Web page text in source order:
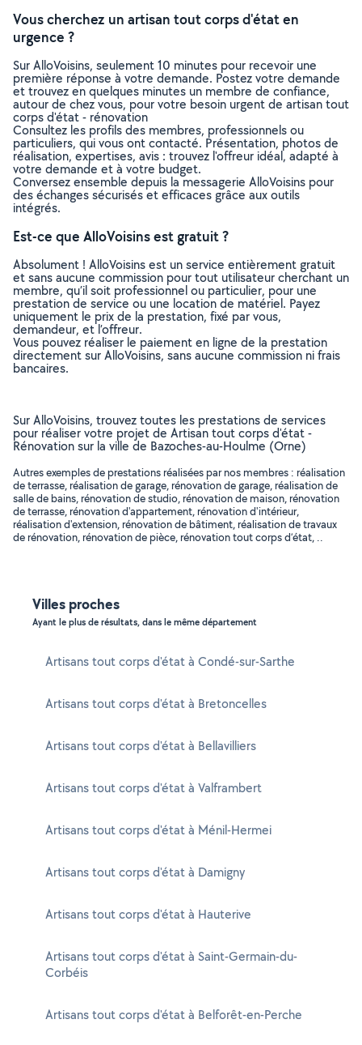
Vous cherchez un artisan tout corps d'état en
urgence ?
Sur AlloVoisins, seulement 10 minutes pour recevoir une
première réponse à votre demande. Postez votre demande
et trouvez en quelques minutes un membre de confiance,
autour de chez vous, pour votre besoin urgent de artisan tout
corps d'état - rénovation
Consultez les profils des membres, professionnels ou
particuliers, qui vous ont contacté. Présentation, photos de
réalisation, expertises, avis : trouvez l'offreur idéal, adapté à
votre demande et à votre budget.
Conversez ensemble depuis la messagerie AlloVoisins pour
des échanges sécurisés et efficaces grâce aux outils
intégrés.
Est-ce que AlloVoisins est gratuit ?
Absolument ! AlloVoisins est un service entièrement gratuit
et sans aucune commission pour tout utilisateur cherchant un
membre, qu’il soit professionnel ou particulier, pour une
prestation de service ou une location de matériel. Payez
uniquement le prix de la prestation, fixé par vous,
demandeur, et l’offreur.
Vous pouvez réaliser le paiement en ligne de la prestation
directement sur AlloVoisins, sans aucune commission ni frais
bancaires.
Sur AlloVoisins, trouvez toutes les prestations de services
pour réaliser votre projet de Artisan tout corps d'état -
Rénovation sur la ville de Bazoches-au-Houlme (Orne)
Autres exemples de prestations réalisées par nos membres : réalisation
de terrasse, réalisation de garage, rénovation de garage, réalisation de
salle de bains, rénovation de studio, rénovation de maison, rénovation
de terrasse, rénovation d'appartement, rénovation d'intérieur,
réalisation d'extension, rénovation de bâtiment, réalisation de travaux
de rénovation, rénovation de pièce, rénovation tout corps d’état, ..
Villes proches
Ayant le plus de résultats, dans le même département
Artisans tout corps d'état à Condé-sur-Sarthe
Artisans tout corps d'état à Bretoncelles
Artisans tout corps d'état à Bellavilliers
Artisans tout corps d'état à Valframbert
Artisans tout corps d'état à Ménil-Hermei
Artisans tout corps d'état à Damigny
Artisans tout corps d'état à Hauterive
Artisans tout corps d'état à Saint-Germain-du-
Corbéis
Artisans tout corps d'état à Belforêt-en-Perche